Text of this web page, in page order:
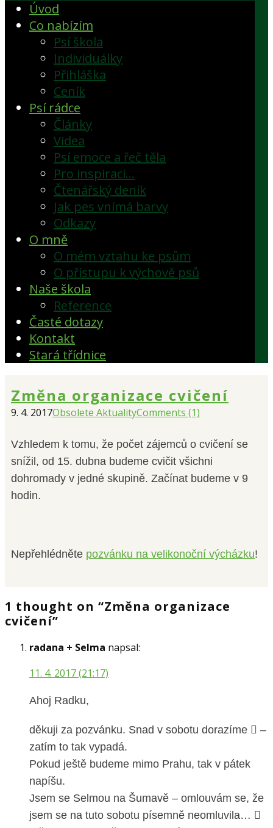
Úvod
Co nabízím
Psí škola
Individuálky
Přihláška
Ceník
Psí rádce
Články
Videa
Psí emoce a řeč těla
Pro inspiraci…
Čtenářský deník
Jak pes vnímá barvy
Odkazy
O mně
O mém vztahu ke psům
O přístupu k výchově psů
Naše škola
Reference
Časté dotazy
Kontakt
Stará třídnice
Změna organizace cvičení
9. 4. 2017Obsolete AktualityComments (1)
Vzhledem k tomu, že počet zájemců o cvičení se
snížil, od 15. dubna budeme cvičit všichni
dohromady v jedné skupině. Začínat budeme v 9
hodin.
Nepřehlédněte pozvánku na velikonoční výcházku!
1 thought on “Změna organizace
cvičení”
radana + Selma napsal:
11. 4. 2017 (21:17)
Ahoj Radku,
děkuji za pozvánku. Snad v sobotu dorazíme  –
zatím to tak vypadá.
Pokud ještě budeme mimo Prahu, tak v pátek
napíšu.
Jsem se Selmou na Šumavě – omlouvám se, že
jsem se na tuto sobotu písemně neomluvila… 